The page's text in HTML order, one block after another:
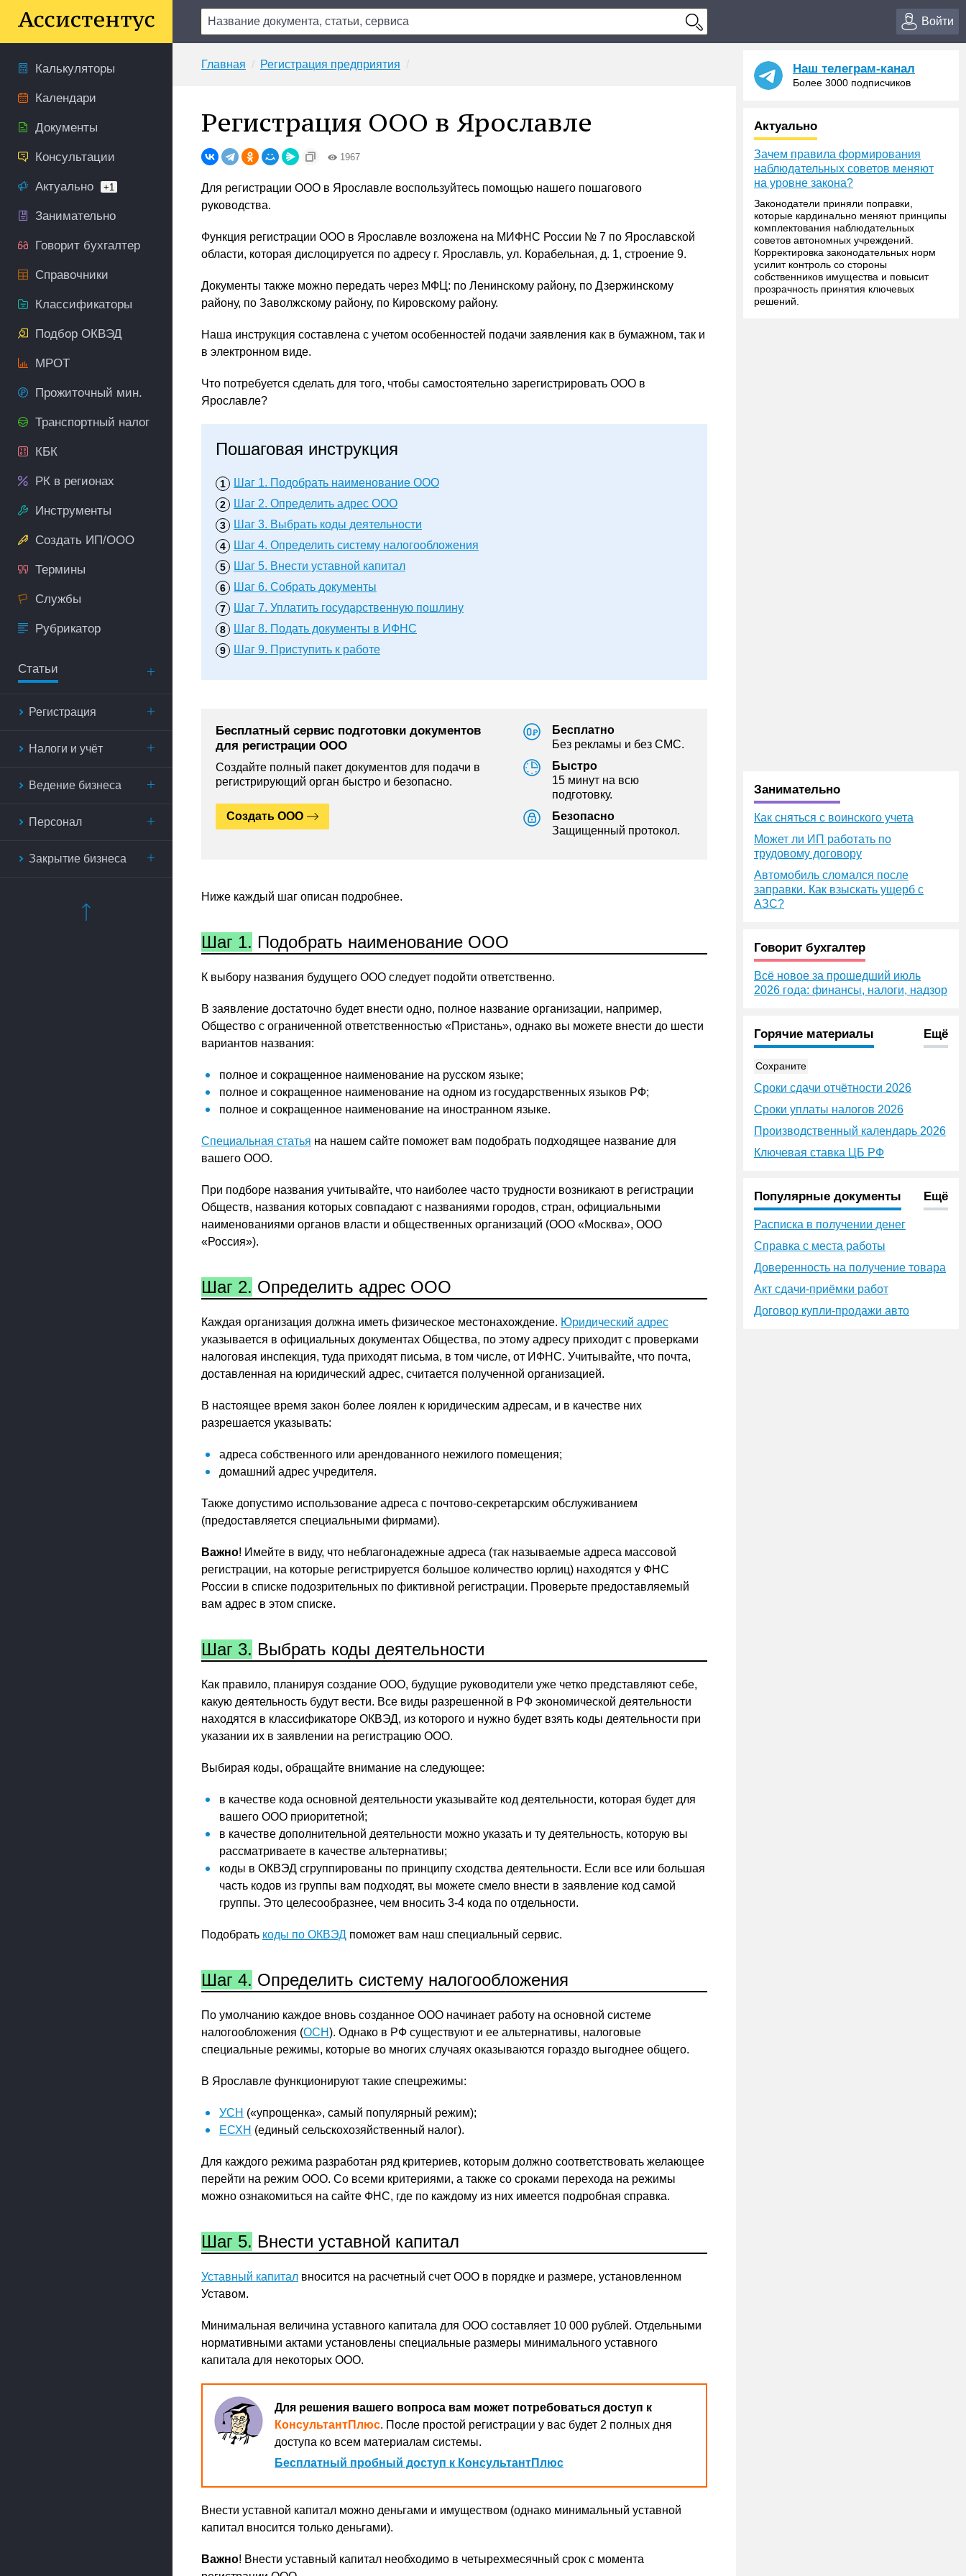
Войти
Калькуляторы
Календари
Документы
Консультации
Актуально +1
Занимательно
Говорит бухгалтер
Справочники
Классификаторы
Подбор ОКВЭД
МРОТ
Прожиточный мин.
Транспортный налог
КБК
РК в регионах
Инструменты
Создать ИП/ООО
Термины
Службы
Рубрикатор
Статьи
Регистрация
Налоги и учёт
Ведение бизнеса
Персонал
Закрытие бизнеса
Главная Регистрация предприятия
Регистрация ООО в Ярославле
1967
Для регистрации ООО в Ярославле воспользуйтесь помощью нашего пошагового
руководства.
Функция регистрации ООО в Ярославле возложена на МИФНС России № 7 по Ярославской
области, которая дислоцируется по адресу г. Ярославль, ул. Корабельная, д. 1, строение 9.
Документы также можно передать через МФЦ: по Ленинскому району, по Дзержинскому
району, по Заволжскому району, по Кировскому району.
Наша инструкция составлена с учетом особенностей подачи заявления как в бумажном, так и
в электронном виде.
Что потребуется сделать для того, чтобы самостоятельно зарегистрировать ООО в
Ярославле?
Пошаговая инструкция
Шаг 1. Подобрать наименование ООО
Шаг 2. Определить адрес ООО
Шаг 3. Выбрать коды деятельности
Шаг 4. Определить систему налогообложения
Шаг 5. Внести уставной капитал
Шаг 6. Собрать документы
Шаг 7. Уплатить государственную пошлину
Шаг 8. Подать документы в ИФНС
Шаг 9. Приступить к работе
Бесплатный сервис подготовки документов
для регистрации ООО
Создайте полный пакет документов для подачи в
регистрирующий орган быстро и безопасно.
Создать ООО
Бесплатно
Без рекламы и без СМС.
Быстро
15 минут на всю
подготовку.
Безопасно
Защищенный протокол.
Ниже каждый шаг описан подробнее.
Шаг 1. Подобрать наименование ООО
К выбору названия будущего ООО следует подойти ответственно.
В заявление достаточно будет внести одно, полное название организации, например,
Общество с ограниченной ответственностью «Пристань», однако вы можете внести до шести
вариантов названия:
полное и сокращенное наименование на русском языке;
полное и сокращенное наименование на одном из государственных языков РФ;
полное и сокращенное наименование на иностранном языке.
Специальная статья на нашем сайте поможет вам подобрать подходящее название для
вашего ООО.
При подборе названия учитывайте, что наиболее часто трудности возникают в регистрации
Обществ, названия которых совпадают с названиями городов, стран, официальными
наименованиями органов власти и общественных организаций (ООО «Москва», ООО
«Россия»).
Шаг 2. Определить адрес ООО
Каждая организация должна иметь физическое местонахождение. Юридический адрес
указывается в официальных документах Общества, по этому адресу приходит с проверками
налоговая инспекция, туда приходят письма, в том числе, от ИФНС. Учитывайте, что почта,
доставленная на юридический адрес, считается полученной организацией.
В настоящее время закон более лоялен к юридическим адресам, и в качестве них
разрешается указывать:
адреса собственного или арендованного нежилого помещения;
домашний адрес учредителя.
Также допустимо использование адреса с почтово-секретарским обслуживанием
(предоставляется специальными фирмами).
Важно! Имейте в виду, что неблагонадежные адреса (так называемые адреса массовой
регистрации, на которые регистрируется большое количество юрлиц) находятся у ФНС
России в списке подозрительных по фиктивной регистрации. Проверьте предоставляемый
вам адрес в этом списке.
Шаг 3. Выбрать коды деятельности
Как правило, планируя создание ООО, будущие руководители уже четко представляют себе,
какую деятельность будут вести. Все виды разрешенной в РФ экономической деятельности
находятся в классификаторе ОКВЭД, из которого и нужно будет взять коды деятельности при
указании их в заявлении на регистрацию ООО.
Выбирая коды, обращайте внимание на следующее:
в качестве кода основной деятельности указывайте код деятельности, которая будет для
вашего ООО приоритетной;
в качестве дополнительной деятельности можно указать и ту деятельность, которую вы
рассматриваете в качестве альтернативы;
коды в ОКВЭД сгруппированы по принципу сходства деятельности. Если все или большая
часть кодов из группы вам подходят, вы можете смело внести в заявление код самой
группы. Это целесообразнее, чем вносить 3-4 кода по отдельности.
Подобрать коды по ОКВЭД поможет вам наш специальный сервис.
Шаг 4. Определить систему налогообложения
По умолчанию каждое вновь созданное ООО начинает работу на основной системе
налогообложения (ОСН). Однако в РФ существуют и ее альтернативы, налоговые
специальные режимы, которые во многих случаях оказываются гораздо выгоднее общего.
В Ярославле функционируют такие спецрежимы:
УСН («упрощенка», самый популярный режим);
ЕСХН (единый сельскохозяйственный налог).
Для каждого режима разработан ряд критериев, которым должно соответствовать желающее
перейти на режим ООО. Со всеми критериями, а также со сроками перехода на режимы
можно ознакомиться на сайте ФНС, где по каждому из них имеется подробная справка.
Шаг 5. Внести уставной капитал
Уставный капитал вносится на расчетный счет ООО в порядке и размере, установленном
Уставом.
Минимальная величина уставного капитала для ООО составляет 10 000 рублей. Отдельными
нормативными актами установлены специальные размеры минимального уставного
капитала для некоторых ООО.
Для решения вашего вопроса вам может потребоваться доступ к
КонсультантПлюс. После простой регистрации у вас будет 2 полных дня
доступа ко всем материалам системы.
Бесплатный пробный доступ к КонсультантПлюс
Внести уставной капитал можно деньгами и имуществом (однако минимальный уставной
капитал вносится только деньгами).
Важно! Внести уставный капитал необходимо в четырехмесячный срок с момента
Наш телеграм-канал
Более 3000 подписчиков
Актуально
Зачем правила формирования
наблюдательных советов меняют
на уровне закона?
Законодатели приняли поправки,
которые кардинально меняют принципы
комплектования наблюдательных
советов автономных учреждений.
Корректировка законодательных норм
усилит контроль со стороны
собственников имущества и повысит
прозрачность принятия ключевых
решений.
Занимательно
Как сняться с воинского учета
Может ли ИП работать по
трудовому договору
Автомобиль сломался после
заправки. Как взыскать ущерб с
АЗС?
Говорит бухгалтер
Всё новое за прошедший июль
2026 года: финансы, налоги, надзор
Горячие материалы Ещё
Сохраните
Сроки сдачи отчётности 2026
Сроки уплаты налогов 2026
Производственный календарь 2026
Ключевая ставка ЦБ РФ
Популярные документы Ещё
Расписка в получении денег
Справка с места работы
Доверенность на получение товара
Акт сдачи-приёмки работ
Договор купли-продажи авто